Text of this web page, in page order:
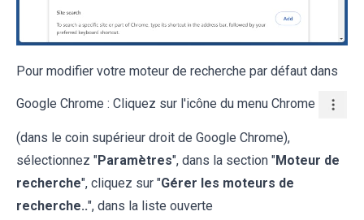
Pour modifier votre moteur de recherche par défaut dans
Google Chrome : Cliquez sur l'icône du menu Chrome
(dans le coin supérieur droit de Google Chrome),
sélectionnez "Paramètres", dans la section "Moteur de
recherche", cliquez sur "Gérer les moteurs de
recherche..", dans la liste ouverte